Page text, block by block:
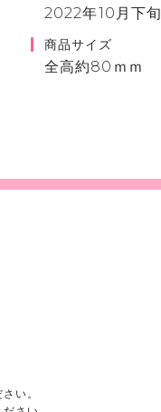
2022年10月下旬
商品サイズ
全高約80ｍｍ
い。